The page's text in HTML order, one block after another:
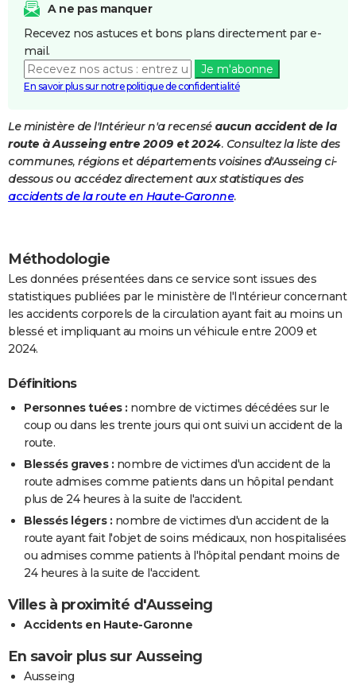
Destinations
City break
Voyage nature
Voyage de noces
Forum
Climat
PHOTO
GUIDES D'ACHAT
BONS PLANS
Carte de Noël
Carte Bonne année
Carte Saint-Valentin
Carte Pâques
Carte d'anniversaire
DICTIONNAIRE
Dictionnaire
Biographies
Citations
Expressions
Proverbes
PROGRAMME TV
FORUM
Bricolage
Television
A ne pas manquer
Recevez nos astuces et bons plans directement par e-
mail.
Je m'abonne
En savoir plus sur notre politique de confidentialité
Le ministère de l'Intérieur n'a recensé aucun accident de la
route à Ausseing entre 2009 et 2024. Consultez la liste des
communes, régions et départements voisines d'Ausseing ci-
dessous ou accédez directement aux statistiques des
accidents de la route en Haute-Garonne.
Méthodologie
Les données présentées dans ce service sont issues des
statistiques publiées par le ministère de l'Intérieur concernant
les accidents corporels de la circulation ayant fait au moins un
blessé et impliquant au moins un véhicule entre 2009 et
2024.
Définitions
Personnes tuées : nombre de victimes décédées sur le
coup ou dans les trente jours qui ont suivi un accident de la
route.
Blessés graves : nombre de victimes d'un accident de la
route admises comme patients dans un hôpital pendant
plus de 24 heures à la suite de l'accident.
Blessés légers : nombre de victimes d'un accident de la
route ayant fait l'objet de soins médicaux, non hospitalisées
ou admises comme patients à l'hôpital pendant moins de
24 heures à la suite de l'accident.
Villes à proximité d'Ausseing
Accidents en Haute-Garonne
En savoir plus sur Ausseing
Ausseing